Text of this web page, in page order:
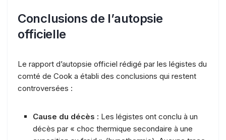
Conclusions de l’autopsie
officielle
Le rapport d’autopsie officiel rédigé par les légistes du
comté de Cook a établi des conclusions qui restent
controversées :
Cause du décès : Les légistes ont conclu à un
décès par « choc thermique secondaire à une